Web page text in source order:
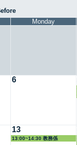
Monday
6
13
13:00~14:30 教務係